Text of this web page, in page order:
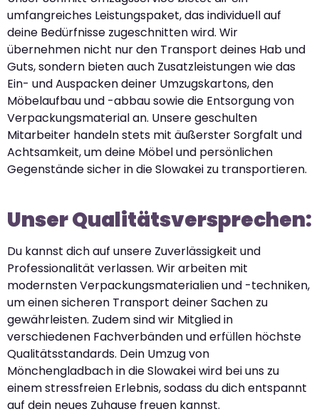
umfangreiches Leistungspaket, das individuell auf
deine Bedürfnisse zugeschnitten wird. Wir
übernehmen nicht nur den Transport deines Hab und
Guts, sondern bieten auch Zusatzleistungen wie das
Ein- und Auspacken deiner Umzugskartons, den
Möbelaufbau und -abbau sowie die Entsorgung von
Verpackungsmaterial an. Unsere geschulten
Mitarbeiter handeln stets mit äußerster Sorgfalt und
Achtsamkeit, um deine Möbel und persönlichen
Gegenstände sicher in die Slowakei zu transportieren.
Unser Qualitätsversprechen:
Du kannst dich auf unsere Zuverlässigkeit und
Professionalität verlassen. Wir arbeiten mit
modernsten Verpackungsmaterialien und -techniken,
um einen sicheren Transport deiner Sachen zu
gewährleisten. Zudem sind wir Mitglied in
verschiedenen Fachverbänden und erfüllen höchste
Qualitätsstandards. Dein Umzug von
Mönchengladbach in die Slowakei wird bei uns zu
einem stressfreien Erlebnis, sodass du dich entspannt
auf dein neues Zuhause freuen kannst.